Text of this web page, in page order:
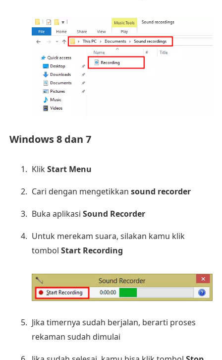
Windows 8 dan 7
KlikStart Menu
Cari dengan mengetikkan sound recorder
Buka aplikasi Sound Recorder
Untuk merekam suara, silakan kamu klik
tombol Start Recording
Jika timernya sudah berjalan, berarti proses
rekaman sudah dimulai